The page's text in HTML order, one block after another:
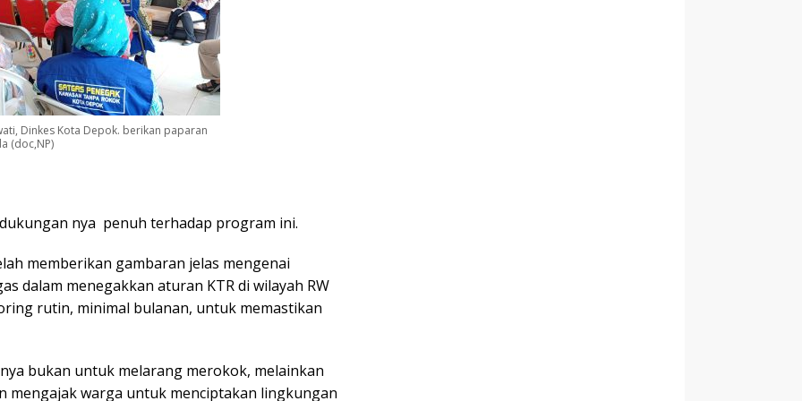
Dinkes Kota Depok. berikan paparan
(doc,NP)
nya penuh terhadap program ini.
memberikan gambaran jelas mengenai
dalam menegakkan aturan KTR di wilayah RW
rutin, minimal bulanan, untuk memastikan
bukan untuk melarang merokok, melainkan
mengajak warga untuk menciptakan lingkungan